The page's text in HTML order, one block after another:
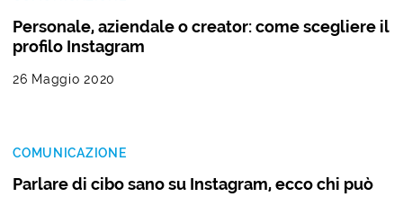
Personale, aziendale o creator: come scegliere il
profilo Instagram
26 Maggio 2020
COMUNICAZIONE
Parlare di cibo sano su Instagram, ecco chi può